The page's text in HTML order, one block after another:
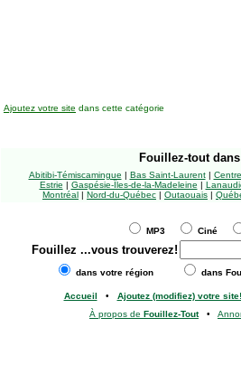
Ajoutez votre site dans cette catégorie
Fouillez-tout
Abitibi-Témiscamingue | Bas Saint-Laurent|
Estrie | Gaspésie-Îles-de-la-Madeleine |
Montréal | Nord-du-Québec | Outaouais |
MP3 Ciné
Fouillez ...vous trouverez!
dans votre région dans
Accueil • Ajoutez (modifiez) votre site!
À propos de Fouillez-Tout•